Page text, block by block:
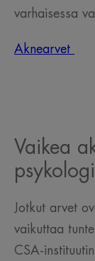
varhaisessa
Aknearvet
Vaikea
Jotkut arvet
vaikuttaa
CSA-